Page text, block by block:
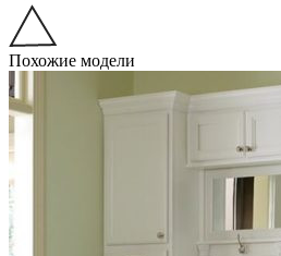
Похожие модели